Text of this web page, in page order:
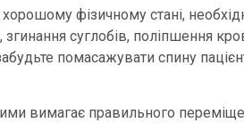
фізичному стані,
згинання суглобів, поліпшення
помасажувати спину
вимагає правильного